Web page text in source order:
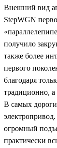
Внешний вид
StepWGN
получило
также более
первого
благодаря
традиционно, а
В самых
огромный
практически